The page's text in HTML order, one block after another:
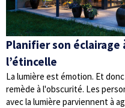
Planifier son
l’étincelle
La lumière est émotion. Et
remède à l'obscurité. Les
avec la lumière parviennent à